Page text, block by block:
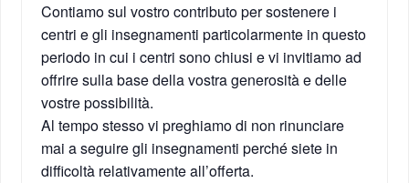
Contiamo sul vostro contributo per sostenere i
centri e gli insegnamenti particolarmente in questo
periodo in cui i centri sono chiusi e vi invitiamo ad
offrire sulla base della vostra generosità e delle
vostre possibilità.
Al tempo stesso vi preghiamo di non rinunciare
mai a seguire gli insegnamenti perché siete in
difficoltà relativamente all’offerta.